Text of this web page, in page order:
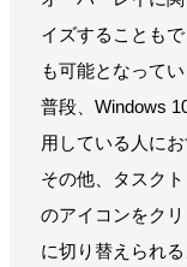
イズすることも
も可能となってい
普段、Windows
用している人にお
その他、タスク
のアイコンをク
に切り替えられ